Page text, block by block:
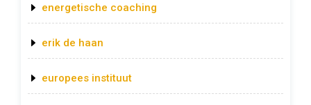
energetische coaching
erik de haan
europees instituut